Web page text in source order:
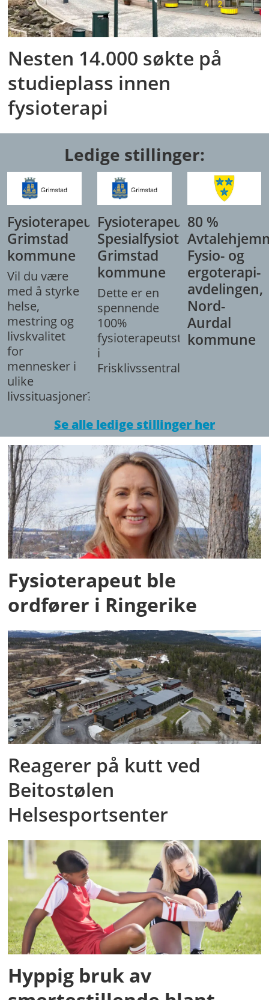
Nesten 14.000 søkte på
studieplass innen
fysioterapi
Ledige stillinger:
Fysioterapeut,
Grimstad
kommune
Vil du være
med å styrke
helse,
mestring og
livskvalitet
for
mennesker i
ulike
livssituasjoner?
Fysioterapeut/
Spesialfysioterapeut,
Grimstad
kommune
Dette er en
spennende
100%
fysioterapeutstilling
i
Frisklivssentralen.
80 %
Fysio- og
ergoterapi-
avdelingen,
Nord-
Aurdal
kommune
Se alle ledige stillinger her
Fysioterapeut ble
ordfører i Ringerike
Reagerer på kutt ved
Beitostølen
Helsesportsenter
Hyppig bruk av